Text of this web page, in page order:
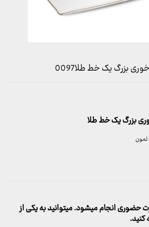
بزرگ یک خط طلا0097
بزرگ یک خط طلا
لمون
حضوری انجام میشود. میتوانید به یکی از